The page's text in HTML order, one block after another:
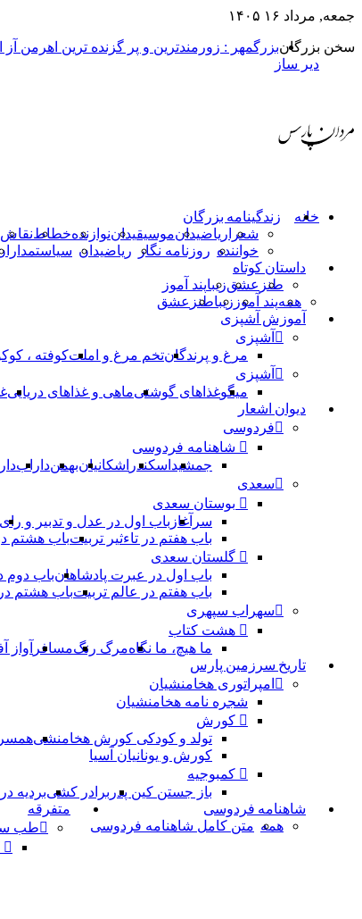
جمعه, مرداد ۱۶ ۱۴۰۵
سخن بزرگانبزرگمهر : زورمندترین و پر گزنده ترین اهرمن
دیر ساز
خانه زندگینامه بزرگان
شعرا ریاضیدانموسیقیداننوازندهخطاطنقاش
خواننده روزنامه نگار ریاضیدان
داستان کوتاه
طنز عشقزیباپند آموز
همهپند آموز زیباطنز عشق
آموزش آشپزی
آشپزی
مرغ و پرندگانتخم مرغ و املتکوفته ،
آشپزی
میگوغذاهای گوشتیماهی و غذاهای دریایی
دیوان اشعار
فردوسی
شاهنامه فردوسی
جمشید اسکندر اشکانیانبهمنداراب
سعدی
بوستان سعدی
سرآغاز باب اول در عدل و تدبیر و رای
باب هفتم در تاءثیر تربیتباب هشتم
گلستان سعدی
باب اول در عبرت پادشاهانباب دوم
باب هفتم در عالم تربیتباب هشتم
سهراب سپهری
هشت کتاب
ما هیچ، ما نگاهمرگ رنگمسافر آواز
تاریخ سرزمین پارس
امپراتوری هخامنشیان
شجره نامه هخامنشیان
کورش
تولد و کودکی کورش هخامنشی
کورش و یونانیان آسیا
کمبوجیه
باز جستن کین پدر برادر کشیبردیه
شاهنامه فردوسی
همه متن کامل شاهنامه فردوسی
متفرقه
طب